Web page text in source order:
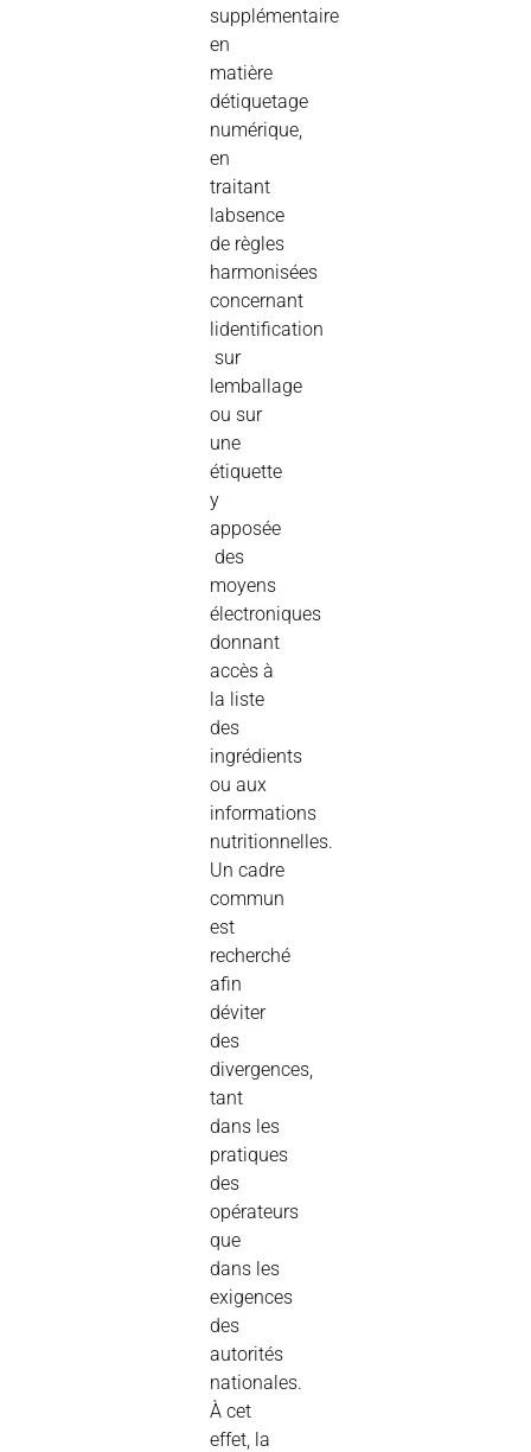
supplémentaire
en
matière
détiquetage
numérique,
en
traitant
labsence
de règles
harmonisées
concernant
lidentification
 sur
lemballage
ou sur
une
étiquette
y
apposée
 des
moyens
électroniques
donnant
accès à
la liste
des
ingrédients
ou aux
informations
nutritionnelles.
Un cadre
commun
est
recherché
afin
déviter
des
divergences,
tant
dans les
pratiques
des
opérateurs
que
dans les
exigences
des
autorités
nationales.
À cet
effet, la